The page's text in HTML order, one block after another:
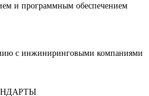
и программным обеспечением
с инжиниринговыми компаниями